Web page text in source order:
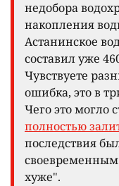
недобора
накопления
Астанинское
составил уже
Чувствуете
ошибка, это в
Чего это могло
полностью
последствия
хуже".